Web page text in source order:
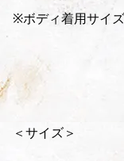
※ボディ着用サイズ
＜サイズ＞